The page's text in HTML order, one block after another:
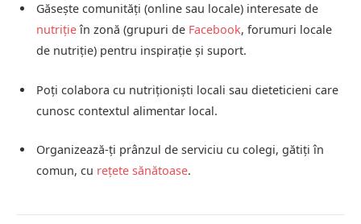
Găsește comunități (online sau locale) interesate de
nutrițieîn zonă (grupuri de Facebook, forumuri locale
de nutriție) pentru inspirație și suport.
Poți colabora cu nutriționiști locali sau dieteticieni care
cunosc contextul alimentar local.
Organizează-ți prânzul de serviciu cu colegi, gătiți în
comun, cu rețete sănătoase.